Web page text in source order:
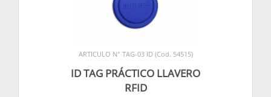
ARTICULO N° TAG-03 ID (Cod. 54515)
ID TAG PRÁCTICO LLAVERO
RFID